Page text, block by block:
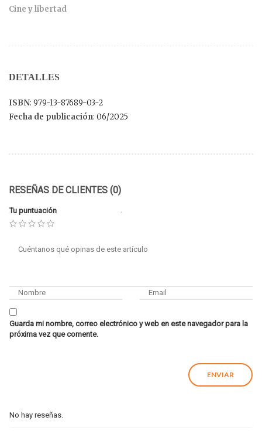
Cine y libertad
DETALLES
ISBN: 979-13-87689-03-2
Fecha de publicación: 06/2025
RESEÑAS DE CLIENTES (0)
Tu puntuación
Guarda mi nombre, correo electrónico y web en este navegador para la
próxima vez que comente.
No hay reseñas.